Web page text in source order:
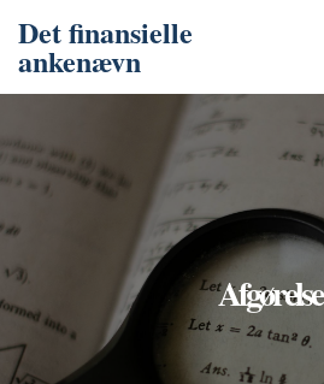
Det finansielle
ankenævn
Afgørelse